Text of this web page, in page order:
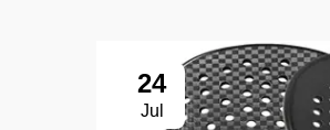
24
Jul